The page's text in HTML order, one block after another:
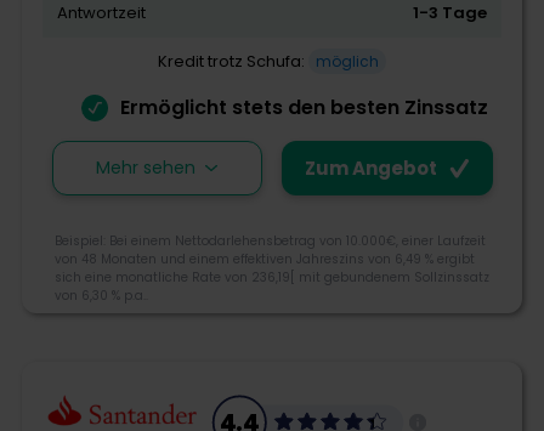
Antwortzeit
1-3 Tage
Kredit trotz Schufa: möglich
Ermöglicht stets den besten Zinssatz
Zum Angebot
Mehr sehen
Beispiel: Bei einem Nettodarlehensbetrag von 10.000€, einer Laufzeit
von 48 Monaten und einem effektiven Jahreszins von 6,49 % ergibt
sich eine monatliche Rate von 236,19[ mit gebundenem Sollzinssatz
von 6,30 % p.a..
3.9
4.4